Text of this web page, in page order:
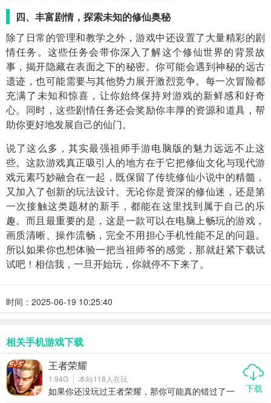
四、丰富剧情，探索未知的修仙奥秘
除了日常的管理和教学之外，游戏中还设置了大量精彩的剧
情任务。这些任务会带你深入了解这个修仙世界的背景故
事，揭开隐藏在表面之下的秘密。你可能会遇到神秘的远古
遗迹，也可能需要与其他势力展开激烈竞争。每一次冒险都
充满了未知和惊喜，让你始终保持对游戏的新鲜感和好奇
心。同时，这些剧情任务还会奖励你丰厚的资源和道具，帮
助你更好地发展自己的仙门。
说了这么多，其实最强祖师手游电脑版的魅力远远不止这
些。这款游戏真正吸引人的地方在于它把修仙文化与现代游
戏元素巧妙融合在一起，既保留了传统修仙小说中的精髓，
又加入了创新的玩法设计。无论你是资深的修仙迷，还是第
一次接触这类题材的新手，都能在这里找到属于自己的乐
趣。而且最重要的是，这是一款可以在电脑上畅玩的游戏，
画质清晰、操作流畅，完全不用担心手机性能不足的问题。
所以如果你也想体验一把当祖师爷的感觉，那就赶紧下载试
试吧！相信我，一旦开始玩，你就停不下来了。
时间：2025-06-19 10:25:40
相关手机游戏下载
王者荣耀
1.94G 本站118 人在玩
如果你还没玩过王者荣耀，那你可能真的错过了一
下载